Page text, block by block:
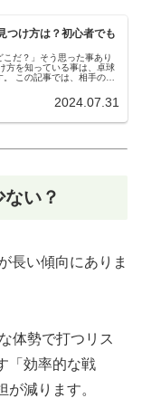
つけ方は？初心者でも
だ？」そう思った事あり
方を知っている事は、卓球
この記事では、相手のプ
点の見つけ方を分かりやす
して勝利を手にして下さ
2024.07.31
い？
長い傾向にありま
体勢で打つリス
「効率的な戦
減ります。